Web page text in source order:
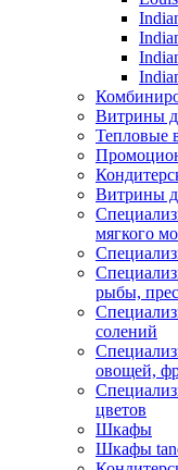
Витрины
Тепловые
Витрины
мягкого
рыбы,
солений
овощей,
цветов
Шкафы
Шкафы